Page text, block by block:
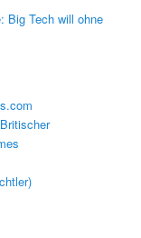
Big Tech will ohne